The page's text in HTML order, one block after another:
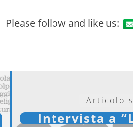
Please follow and like us:
Articolo
Intervista a